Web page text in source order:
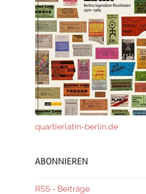
quartierlatin-berlin.de
ABONNIEREN
RSS - Beiträge